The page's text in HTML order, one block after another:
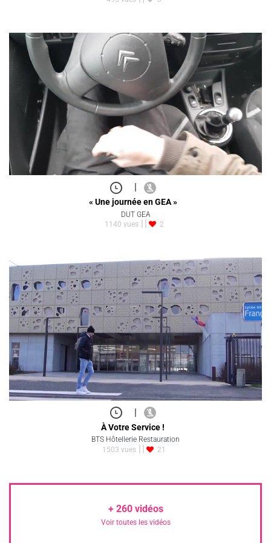
|
« Une journée en GEA »
DUT GEA
1140 vues
2
|
À Votre Service !
BTS Hôtellerie Restauration
1503 vues
21
+ 260vidéos
Voir toutes les vidéos